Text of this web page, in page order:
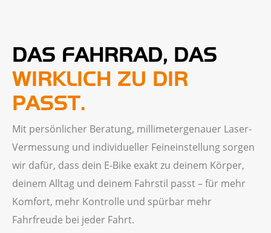
DAS FAHRRAD, DAS
WIRKLICH ZU DIR
PASST.
Mit persönlicher Beratung, millimetergenauer Laser-
Vermessung und individueller Feineinstellung sorgen
wir dafür, dass dein E-Bike exakt zu deinem Körper,
deinem Alltag und deinem Fahrstil passt – für mehr
Komfort, mehr Kontrolle und spürbar mehr
Fahrfreude bei jeder Fahrt.